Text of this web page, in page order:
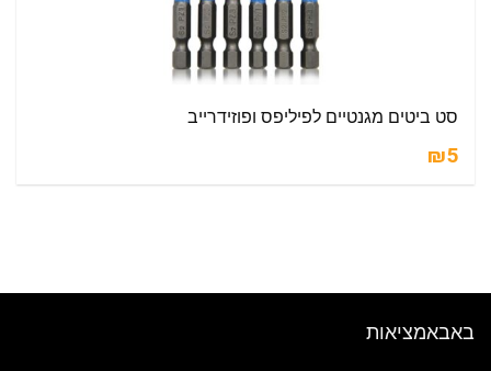
סט ביטים מגנטיים לפיליפס ופוזידרייב
₪5
באבאמציאות